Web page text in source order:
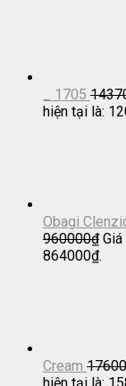
_ 1705
hiện tại là:
Obagi
960000₫
864000₫.
Cream